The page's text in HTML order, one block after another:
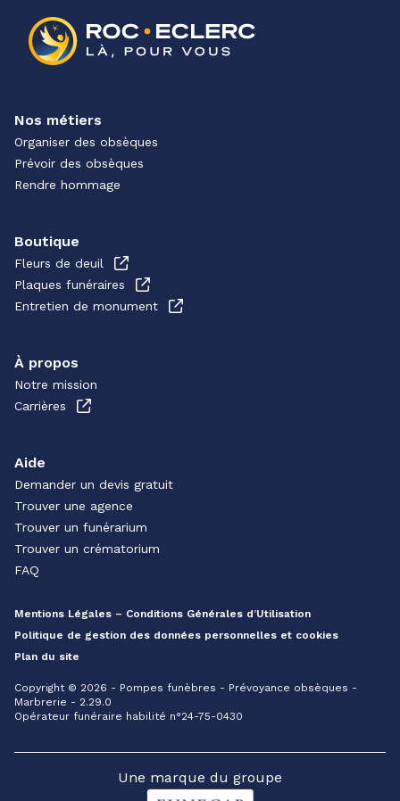
Nos métiers
Organiser des obsèques
Prévoir des obsèques
Rendre hommage
Boutique
Fleurs de deuil
Plaques funéraires
Entretien de monument
À propos
Notre mission
Carrières
Aide
Demander un devis gratuit
Trouver une agence
Trouver un funérarium
Trouver un crématorium
FAQ
Mentions Légales – Conditions Générales d’Utilisation
Politique de gestion des données personnelles et cookies
Plan du site
Copyright © 2026 - Pompes funèbres - Prévoyance obsèques -
Marbrerie - 2.29.0
Opérateur funéraire habilité n°24-75-0430
Une marque du groupe